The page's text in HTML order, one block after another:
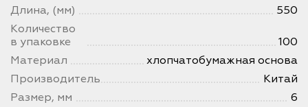
Длина, (мм)
550
Количество
в упаковке
100
Материал
хлопчатобумажная основа
Производитель
Китай
Размер, мм
6